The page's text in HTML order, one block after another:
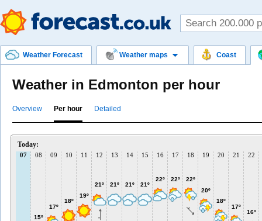
Weather Forecast Weather maps Coast
Weather in Edmonton per hour
Overview Per hour Detailed
Today:
07 08
15º
09
17º
10
18º
11
19º
12
21º
13
21º
14
21º
15
21º
16
22º
17
22º
18
22º
19
20º
20
18º
21
17º
22
16º